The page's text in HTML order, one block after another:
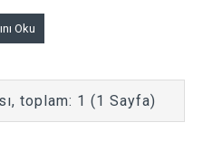
Oku
toplam: 1 (1 Sayfa)